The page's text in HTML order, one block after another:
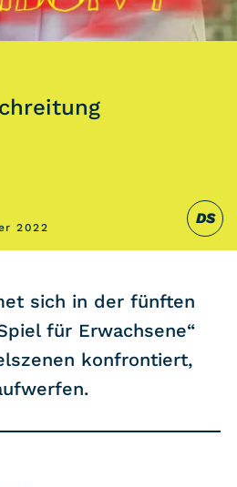
2022
DS
sich in der fünften
für Erwachsene“
konfrontiert,